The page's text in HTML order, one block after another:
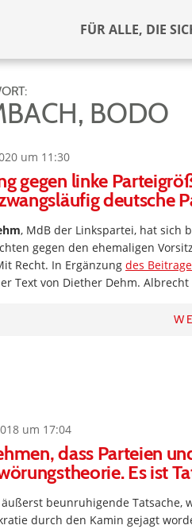
FÜR ALLE, DIE
BODO
um 11:30
gegen linke
deutsche
, MdB der Linkspartei, hat sich
gegen den ehemaligen
Recht. In Ergänzung des
Text von Diether Dehm.
um 17:04
dass Parteien
Es ist
äußerst beunruhigende Tatsache,
durch den Kamin gejagt